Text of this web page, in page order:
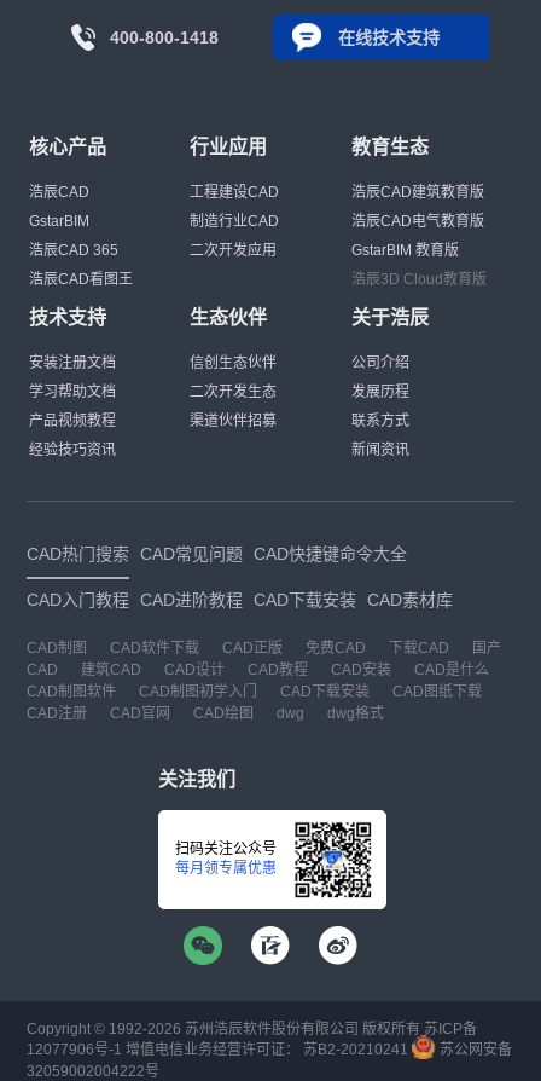
400-800-1418 在线技术支持
核心产品
浩辰CAD
GstarBIM
浩辰CAD 365
浩辰CAD看图王
行业应用
工程建设CAD
制造行业CAD
二次开发应用
教育生态
浩辰CAD建筑教育版
浩辰CAD电气教育版
GstarBIM 教育版
浩辰3D Cloud教育版
技术支持
安装注册文档
学习帮助文档
产品视频教程
经验技巧资讯
生态伙伴
信创生态伙伴
二次开发生态
渠道伙伴招募
关于浩辰
公司介绍
发展历程
联系方式
新闻资讯
CAD热门搜索 CAD常见问题 CAD快捷键命令大全
CAD入门教程 CAD进阶教程 CAD下载安装 CAD素材库
CAD制图 CAD软件下载 CAD正版 免费CAD 下载CAD
国产
CAD
建筑CAD CAD设计 CAD教程 CAD安装
CAD是什么
CAD制图软件
CAD制图初学入门 CAD下载安装
CAD图纸下载
CAD注册
CAD官网 CAD绘图 dwg dwg格式
关注我们
扫码关注公众号
每月领专属优惠
Copyright © 1992-2026 苏州浩辰软件股份有限公司 版权所有 苏ICP备
12077906号-1 增值电信业务经营许可证： 苏B2-20210241
苏公网安备
32059002004222号